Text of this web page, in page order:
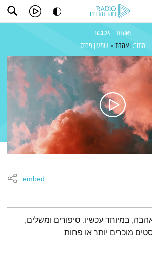
ואהבת – 16.3.24
מתוך: ואהבת שמעון פרנס
embed
במיוחד עכשיו. סיפורים ומשלים,
מוכרים יותר או פחות